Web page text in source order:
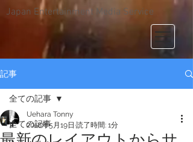
Japan Entertainment Media Service
記事
全ての記事
全ての記事
Uehara Tonny
2018年5月19日 読了時間: 1分